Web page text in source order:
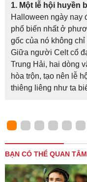
1. Một lễ hội huyền
Halloween ngày nay
phổ biến nhất ở
gốc của nó không
Giữa người Celt cổ
Trung Hải, hai dòng
hòa trộn, tạo nên lễ
thiêng liêng như ta
BẠN CÓ THỂ QUAN TÂM